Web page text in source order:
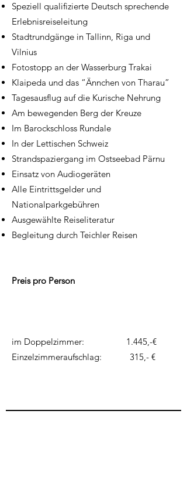
Speziell qualifizierte Deutsch sprechende
Erlebnisreiseleitung
Stadtrundgänge in Tallinn, Riga und
Vilnius
Fotostopp an der Wasserburg Trakai
Klaipeda und das “Ännchen von Tharau”
Tagesausflug auf die Kurische Nehrung
Am bewegenden Berg der Kreuze
Im Barockschloss Rundale
In der Lettischen Schweiz
Strandspaziergang im Ostseebad Pärnu
Einsatz von Audiogeräten
Alle Eintrittsgelder und
Nationalparkgebühren
Ausgewählte Reiseliteratur
Begleitung durch Teichler Reisen
Preis pro Person
im Doppelzimmer: 1.445,-€
Einzelzimmeraufschlag: 315,- €